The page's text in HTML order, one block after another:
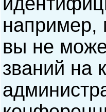
например,
вы не
званий на